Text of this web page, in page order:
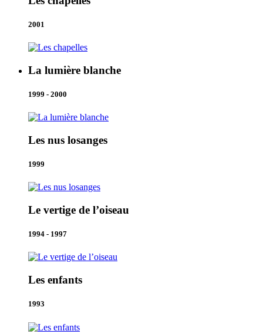
2001
La lumière blanche
1999 - 2000
Les nus losanges
1999
Le vertige de l’oiseau
1994 - 1997
Les enfants
1993